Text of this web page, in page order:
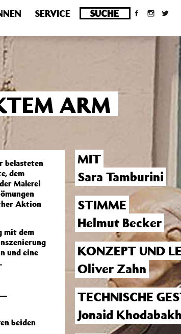
get_permalink(). in
/homepages/10/
SERVICE
ARM
belasteten
dem
Malerei
Aktion
mit dem
und eine
beiden
MIT
Sara Tamburini
STIMME
Helmut Becker
KONZEPT UND
Oliver Zahn
TECHNISCHE
Jonaid